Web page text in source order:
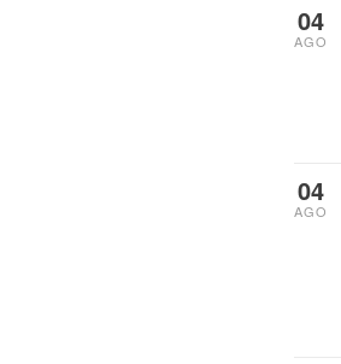
04
AGO
04
AGO